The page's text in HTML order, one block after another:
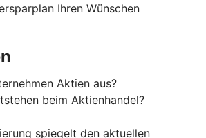
Ihren Wünschen
Aktien aus?
beim Aktienhandel?
spiegelt den aktuellen